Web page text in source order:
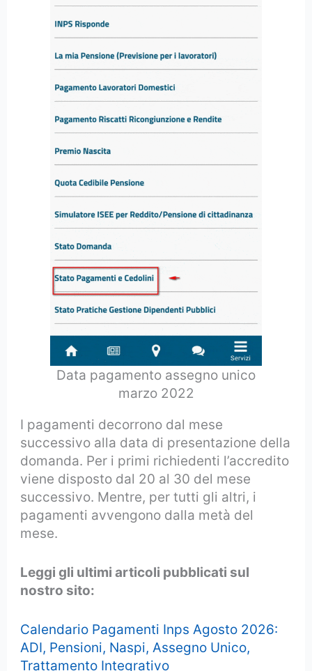
Data pagamento assegno unico
marzo 2022
I pagamenti decorrono dal mese
successivo alla data di presentazione della
domanda. Per i primi richiedenti l’accredito
viene disposto dal 20 al 30 del mese
successivo. Mentre, per tutti gli altri, i
pagamenti avvengono dalla metà del
mese.
Leggi gli ultimi articoli pubblicati sul
nostro sito:
Calendario Pagamenti Inps Agosto 2026:
ADI, Pensioni, Naspi, Assegno Unico,
Trattamento Integrativo